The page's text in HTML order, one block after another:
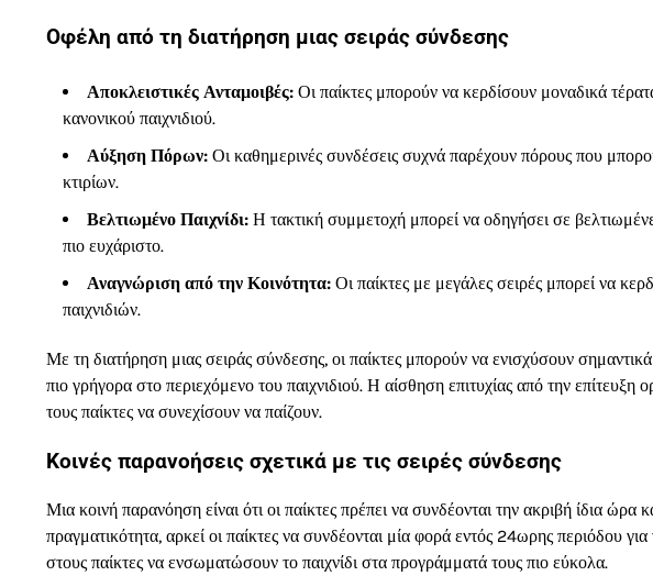
Οφέλη από τη διατήρηση μιας σειράς σύνδεσης
Αποκλειστικές Ανταμοιβές: Οι παίκτες μπορούν να κερδίσουν μοναδικά
κανονικού παιχνιδιού.
Αύξηση Πόρων: Οι καθημερινές συνδέσεις συχνά παρέχουν πόρους που
κτιρίων.
Βελτιωμένο Παιχνίδι: Η τακτική συμμετοχή μπορεί να οδηγήσει σε
πιο ευχάριστο.
Αναγνώριση από την Κοινότητα: Οι παίκτες με μεγάλες σειρές μπορεί να
παιχνιδιών.
Με τη διατήρηση μιας σειράς σύνδεσης, οι παίκτες μπορούν να ενισχύσουν
πιο γρήγορα στο περιεχόμενο του παιχνιδιού. Η αίσθηση επιτυχίας από την
τους παίκτες να συνεχίσουν να παίζουν.
Κοινές παρανοήσεις σχετικά με τις σειρές σύνδεσης
Μια κοινή παρανόηση είναι ότι οι παίκτες πρέπει να συνδέονται την ακριβή ίδια
πραγματικότητα, αρκεί οι παίκτες να συνδέονται μία φορά εντός 24ωρης περιόδου
στους παίκτες να ενσωματώσουν το παιχνίδι στα προγράμματά τους πιο εύκολα.